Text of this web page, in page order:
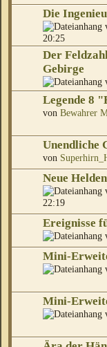
Die
20:25
Der
Gebirge
Legende 8
von Bewahrer
Unendliche
von
Neue
22:19
Ereignisse
Mini-
Mini-